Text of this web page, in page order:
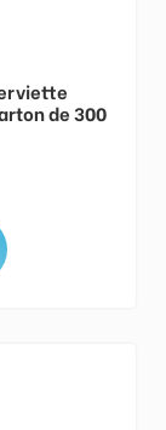
de 300